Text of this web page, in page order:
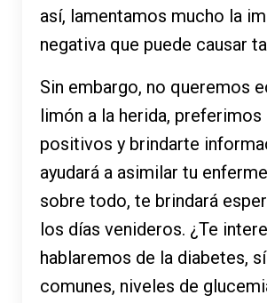
así, lamentamos mucho la
negativa que puede causar
Sin embargo, no queremos
limón a la herida, preferimos
positivos y brindarte
ayudará a asimilar tu
sobre todo, te brindará
los días venideros. ¿Te
hablaremos de la diabetes,
comunes, niveles de